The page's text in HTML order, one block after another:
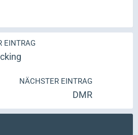
EINTRAG
NÄCHSTER EINTRAG
DMR